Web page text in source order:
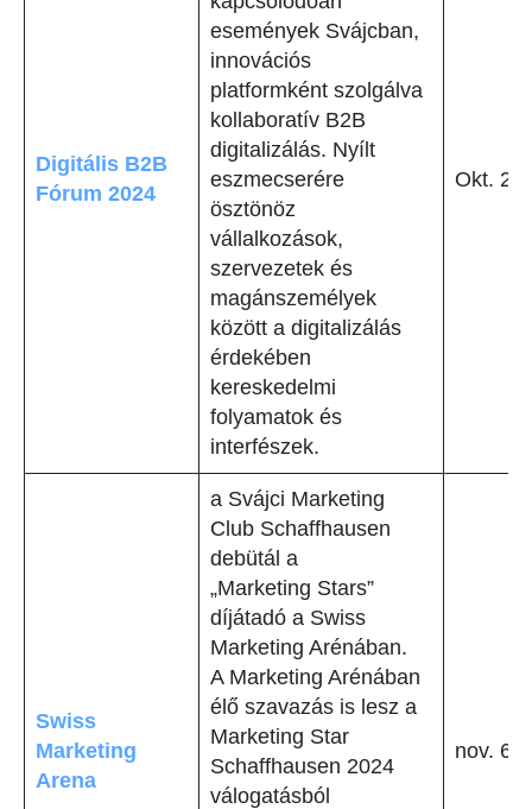
Digitális B2B
Fórum 2024
események Svájcban,
innovációs
platformként szolgálva
kollaboratív B2B
digitalizálás. Nyílt
eszmecserére
ösztönöz
vállalkozások,
szervezetek és
magánszemélyek
között a digitalizálás
érdekében
kereskedelmi
folyamatok és
interfészek.
Okt. 24
Swiss
Marketing
Arena
a Svájci Marketing
Club Schaffhausen
debütál a
„Marketing Stars”
díjátadó a Swiss
Marketing Arénában.
A Marketing Arénában
élő szavazás is lesz a
Marketing Star
Schaffhausen 2024
válogatásból
nov. 6